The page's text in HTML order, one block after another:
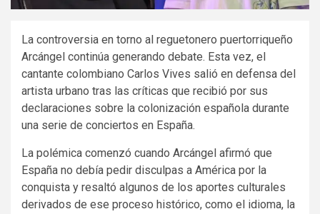
La controversia en torno al reguetonero puertorriqueño
Arcángel continúa generando debate. Esta vez, el
cantante colombiano Carlos Vives salió en defensa del
artista urbano tras las críticas que recibió por sus
declaraciones sobre la colonización española durante
una serie de conciertos en España.
La polémica comenzó cuando Arcángel afirmó que
España no debía pedir disculpas a América por la
conquista y resaltó algunos de los aportes culturales
derivados de ese proceso histórico, como el idioma, la